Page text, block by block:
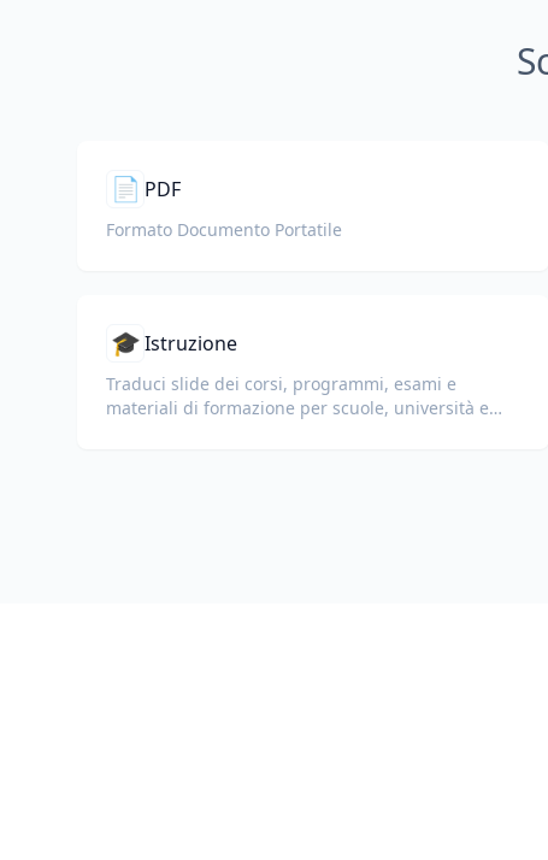
📄 PDF
Formato Documento Portatile
🎓Istruzione
Traduci slide dei corsi, programmi, esami e
materiali di formazione per scuole, università e